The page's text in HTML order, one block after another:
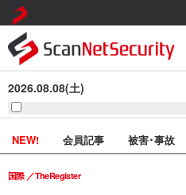
2026.08.08(土)
NEW! 会員記事 被害･事故
国際 TheRegister